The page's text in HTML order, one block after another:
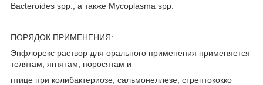
Bacteroides spp., а также Mycoplasma spp.
ПОРЯДОК ПРИМЕНЕНИЯ:
Энфлорекс раствор для орального применения применяется
телятам, ягнятам, поросятам и
птице при колибактериозе, сальмонеллезе, стрептококко